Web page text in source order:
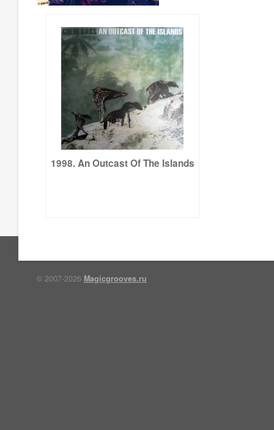
1998. An Outcast Of The Islands
© 2007-2026 Magicgrooves.ru